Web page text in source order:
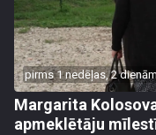
pirms 1 nedēļas, 2 dienām
Margarita
apmeklētāju